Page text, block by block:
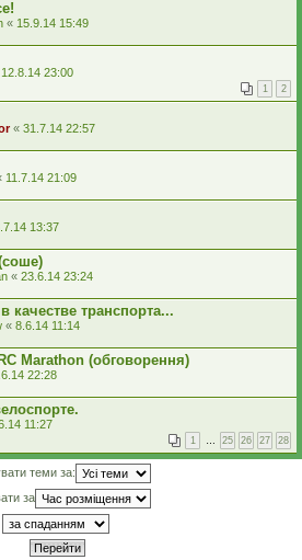
« 15.9.14 15:49
12.8.14 23:00
1 2
« 31.7.14 22:57
11.7.14 21:09
13:37
« 23.6.14 23:24
качестве транспорта...
« 8.6.14 11:14
Marathon (обговорення)
22:28
11:27
1 … 25 26 27 28
теми за:
за